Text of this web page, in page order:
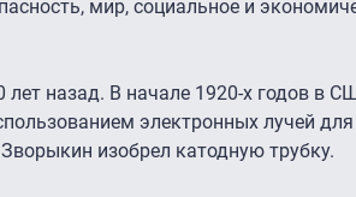
мир, социальное и
лет назад. В начале 1920-х годов в
электронных лучей
изобрел катодную трубку.